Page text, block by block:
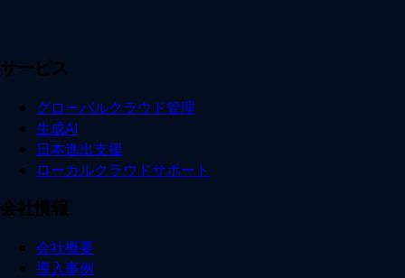
サービス
グローバルクラウド管理
生成AI
日本進出支援
ローカルクラウドサポート
会社情報
会社概要
導入事例